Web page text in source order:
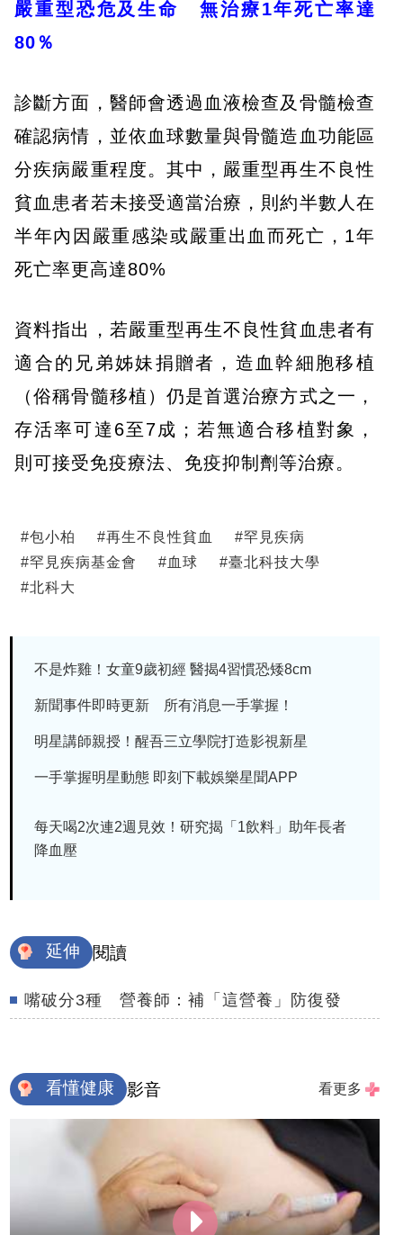
嚴重型恐危及生命 無治療1年死亡率達
80％
診斷方面，醫師會透過血液檢查及骨髓檢查
確認病情，並依血球數量與骨髓造血功能區
分疾病嚴重程度。其中，嚴重型再生不良性
貧血患者若未接受適當治療，則約半數人在
半年內因嚴重感染或嚴重出血而死亡，1年
死亡率更高達80%
資料指出，若嚴重型再生不良性貧血患者有
適合的兄弟姊妹捐贈者，造血幹細胞移植
（俗稱骨髓移植）仍是首選治療方式之一，
存活率可達6至7成；若無適合移植對象，
則可接受免疫療法、免疫抑制劑等治療。
#包小柏 #再生不良性貧血 #罕見疾病
#罕見疾病基金會 #血球 #臺北科技大學
#北科大
不是炸雞！女童9歲初經 醫揭4習慣恐矮8cm
新聞事件即時更新 所有消息一手掌握！
明星講師親授！醒吾三立學院打造影視新星
一手掌握明星動態 即刻下載娛樂星聞APP
每天喝2次連2週見效！研究揭「1飲料」助年長者
降血壓
延伸 閱讀
嘴破分3種 營養師：補「這營養」防復發
看懂健康 影音 看更多